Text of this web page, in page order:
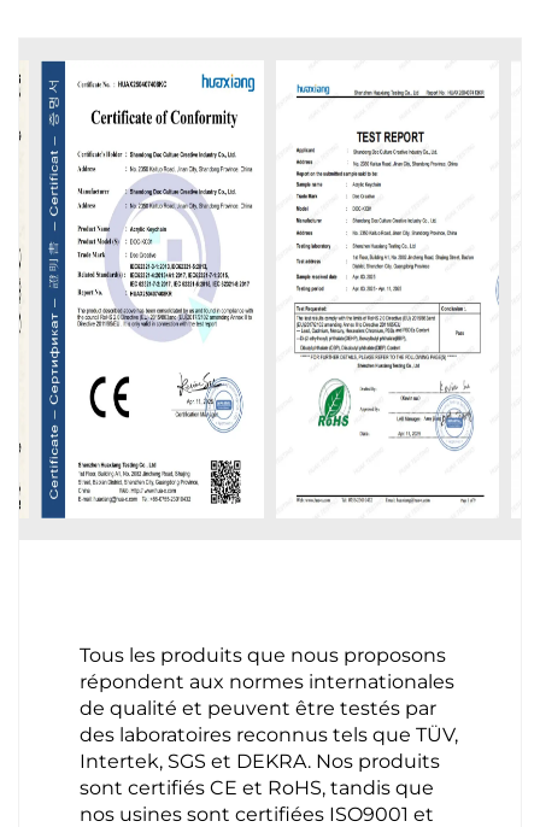
Tous les produits que nous proposons
répondent aux normes internationales
de qualité et peuvent être testés par
des laboratoires reconnus tels que TÜV,
Intertek, SGS et DEKRA. Nos produits
sont certifiés CE et RoHS, tandis que
nos usines sont certifiées ISO9001 et